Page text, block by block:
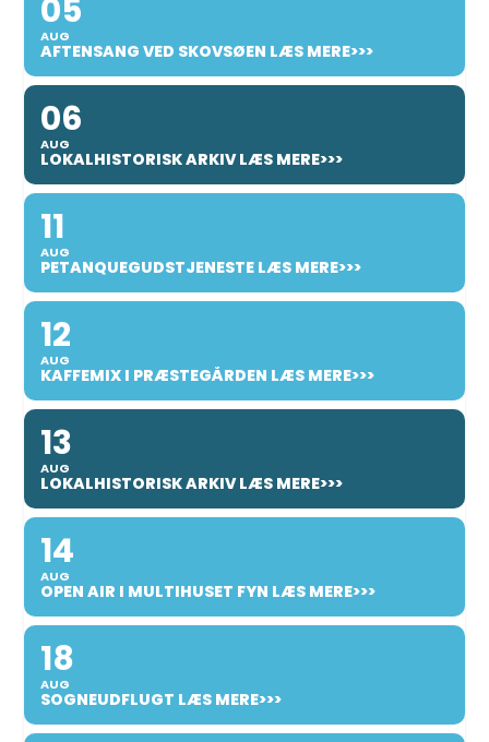
05
AUG
AFTENSANG VED SKOVSØEN LÆS MERE>>>
06
AUG
LOKALHISTORISK ARKIV LÆS MERE>>>
11
AUG
PETANQUEGUDSTJENESTE LÆS MERE>>>
12
AUG
KAFFEMIX I PRÆSTEGÅRDEN LÆS MERE>>>
13
AUG
LOKALHISTORISK ARKIV LÆS MERE>>>
14
AUG
OPEN AIR I MULTIHUSET FYN LÆS MERE>>>
18
AUG
SOGNEUDFLUGT LÆS MERE>>>